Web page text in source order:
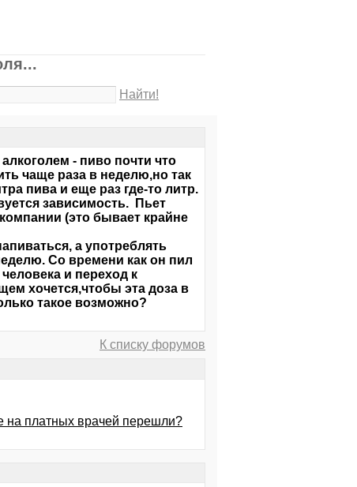
Найти!
- пиво почти что
чаще раза в неделю,но так
пива и еще раз где-то литр.
зависимость. Пьет
(это бывает крайне
а употреблять
Со времени как он пил
и переход к
хочется,чтобы эта доза в
такое возможно?
К списку форумов
на платных врачей перешли?